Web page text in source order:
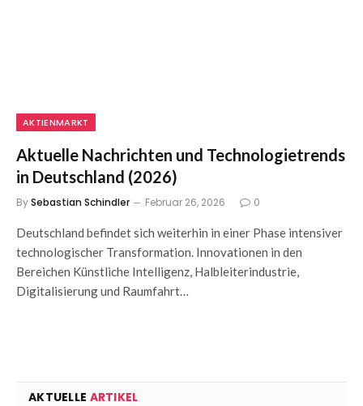
AKTIENMARKT
Aktuelle Nachrichten und Technologietrends
in Deutschland (2026)
BySebastian Schindler Februar 26, 2026 0
Deutschland befindet sich weiterhin in einer Phase intensiver
technologischer Transformation. Innovationen in den
Bereichen Künstliche Intelligenz, Halbleiterindustrie,
Digitalisierung und Raumfahrt…
AKTUELLE ARTIKEL